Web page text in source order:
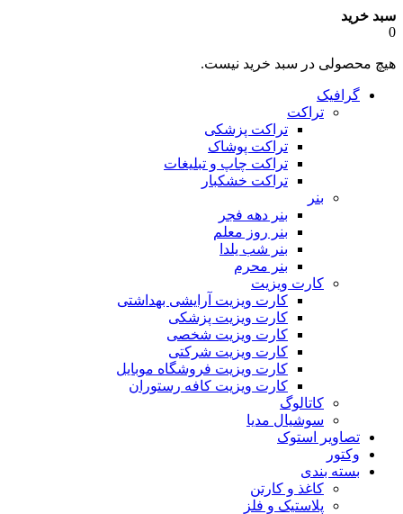
سبد خرید
0
هیچ محصولی در سبد خرید نیست.
گرافیک
تراکت
تراکت پزشکی
تراکت پوشاک
تراکت چاپ و تبلیغات
تراکت خشکبار
بنر
بنر دهه فجر
بنر روز معلم
بنر شب یلدا
بنر محرم
کارت ویزیت
کارت ویزیت آرایشی بهداشتی
کارت ویزیت پزشکی
کارت ویزیت شخصی
کارت ویزیت شرکتی
کارت ویزیت فروشگاه موبایل
کارت ویزیت کافه رستوران
کاتالوگ
سوشیال مدیا
تصاویر استوک
وکتور
بسته بندی
کاغذ و کارتن
پلاستیک و فلز